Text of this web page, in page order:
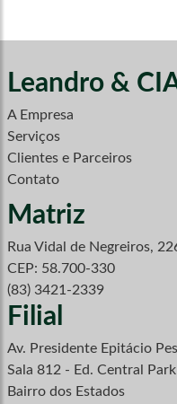
Leandro &
A Empresa
Serviços
Clientes e Parceiros
Contato
Matriz
Rua Vidal de Negreiros,
CEP: 58.700-330
(83) 3421-2339
Filial
Av. Presidente Epitácio
Sala 812 - Ed. Central Park
Bairro dos Estados